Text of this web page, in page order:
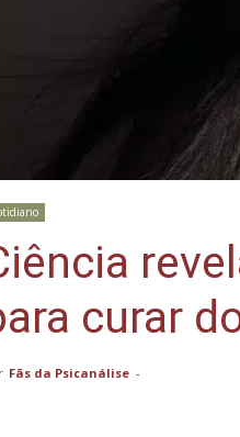
curar
Fãs da Psicanálise -